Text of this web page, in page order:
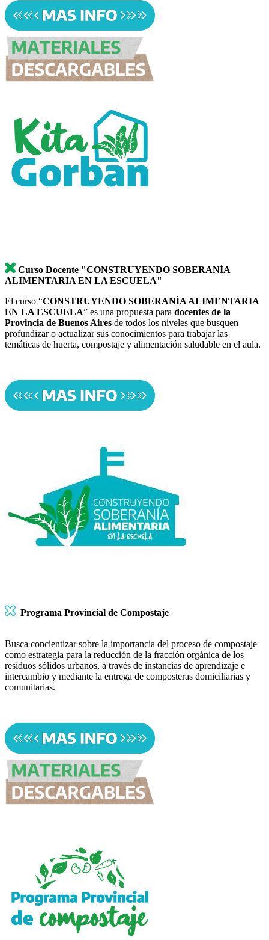
Curso Docente "CONSTRUYENDO SOBERANÍA
ALIMENTARIA EN LA ESCUELA"
El curso “CONSTRUYENDO SOBERANÍA ALIMENTARIA
EN LA ESCUELA” es una propuesta para docentes de la
Provincia de Buenos Aires de todos los niveles que busquen
profundizar o actualizar sus conocimientos para trabajarlas
temáticas de huerta, compostaje y alimentación saludable en el aula.
Programa Provincial de Compostaje
Busca concientizar sobre la importancia del proceso de compostaje
como estrategia para la reducción de la fracción orgánica de los
residuos sólidos urbanos, a través de instancias de aprendizaje e
intercambio y mediante la entrega de composteras domiciliarias y
comunitarias.